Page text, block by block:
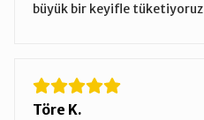
büyük bir keyifle tüketiyoruz
Töre K.